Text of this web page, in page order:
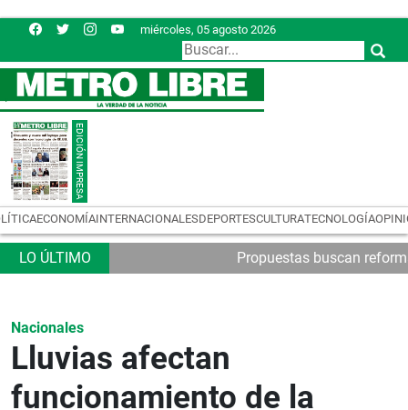
miércoles, 05 agosto 2026
ECONOMÍAINTERNACIONALESDEPORTESCULTURATECNOLOGÍA
Propuestas buscan
Nacionales
Lluvias afectan
funcionamiento de la